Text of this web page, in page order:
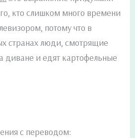
кто слишком много времени
потому что в
странах люди, смотрящие
диване и едят картофельные
с переводом: